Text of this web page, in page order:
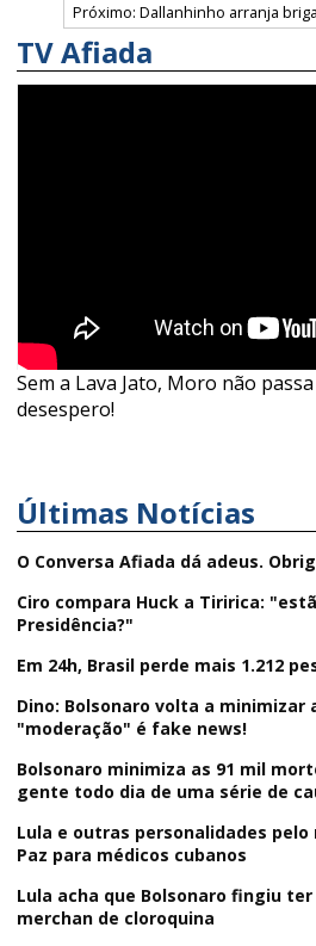
Próximo: Dallanhinho arranja
TV Afiada
Sem a Lava Jato, Moro não
desespero!
Últimas Notícias
O Conversa Afiada dá adeus.
Ciro compara Huck a Tiririca:
Presidência?"
Em 24h, Brasil perde mais 1.212
Dino: Bolsonaro volta a minimizar
"moderação" é fake news!
Bolsonaro minimiza as 91 mil
gente todo dia de uma série de
Lula e outras personalidades pelo
Paz para médicos cubanos
Lula acha que Bolsonaro fingiu
merchan de cloroquina